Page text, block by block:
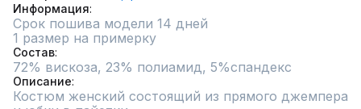
Информация
Срок пошива модели 14 дней
1 размер на примерку
Состав
72% вискоза, 23% полиамид, 5%спандекс
Описание
Костюм женский состоящий из прямого джемпера